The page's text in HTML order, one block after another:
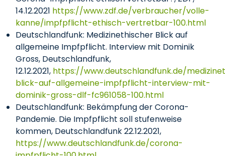
14.12.2021 https://www.zdf.de/verbraucher/volle-
kanne/impfpflicht-ethisch-vertretbar-100.html
Deutschlandfunk: Medizinethischer Blick auf
allgemeine Impfpflicht. Interview mit Dominik
Gross, Deutschlandfunk,
12.12.2021, https://www.deutschlandfunk.de/
blick-auf-allgemeine-impfpflicht-interview-mit-
dominik-gross-dlf-fc961058-100.html
Deutschlandfunk: Bekämpfung der Corona-
Pandemie. Die Impfpflicht soll stufenweise
kommen, Deutschlandfunk 22.12.2021,
https://www.deutschlandfunk.de/corona-